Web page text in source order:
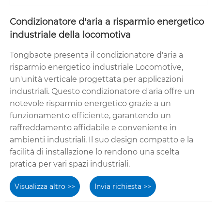
Condizionatore d'aria a risparmio energetico
industriale della locomotiva
Tongbaote presenta il condizionatore d'aria a
risparmio energetico industriale Locomotive,
un'unità verticale progettata per applicazioni
industriali. Questo condizionatore d'aria offre un
notevole risparmio energetico grazie a un
funzionamento efficiente, garantendo un
raffreddamento affidabile e conveniente in
ambienti industriali. Il suo design compatto e la
facilità di installazione lo rendono una scelta
pratica per vari spazi industriali.
Visualizza altro >> Invia richiesta >>